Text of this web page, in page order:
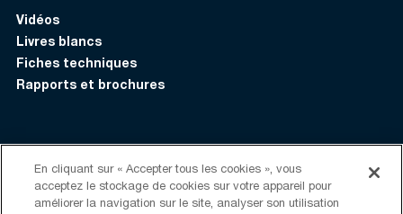
Vidéos
Livres blancs
Fiches techniques
Rapports et brochures
S’identifier Contactez-nous: +1 (408) 748-9830
Suivez-nous:
En cliquant sur « Accepter tous les cookies », vous
acceptez le stockage de cookies sur votre appareil pour
améliorer la navigation sur le site, analyser son utilisation